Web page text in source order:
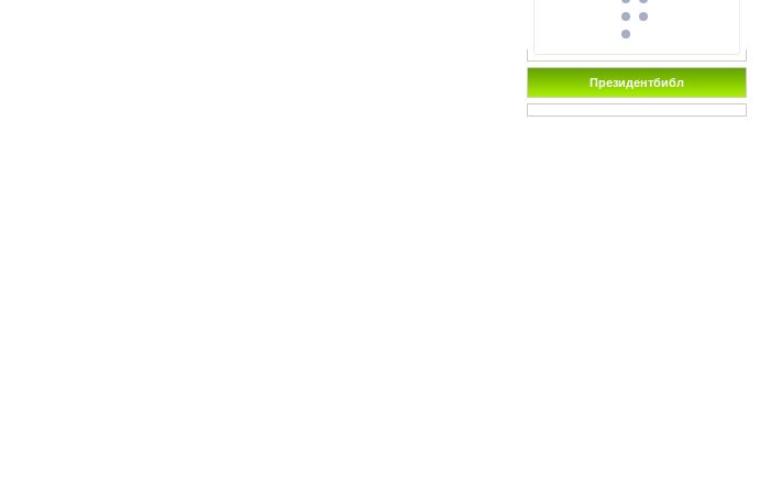
Президентбибл